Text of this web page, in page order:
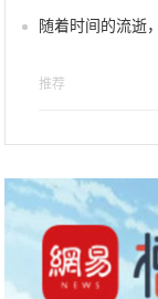
随着时间的流逝
推荐